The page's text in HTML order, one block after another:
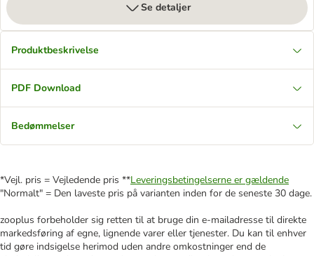
Se detaljer
Produktbeskrivelse
PDF Download
Bedømmelser
*Vejl. pris = Vejledende pris **Leveringsbetingelserne er gældende
"Normalt" = Den laveste pris på varianten inden for de seneste 30 dage.
zooplus forbeholder sig retten til at bruge din e-mailadresse til direkte
markedsføring af egne, lignende varer eller tjenester. Du kan til enhver
tid gøre indsigelse herimod uden andre omkostninger end de